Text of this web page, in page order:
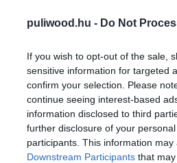
puliwood.hu - Do Not
If you wish to opt-out of the sale,
sensitive information for targeted
confirm your selection. Please
continue seeing interest-based
information disclosed to third
further disclosure of your
participants. This information
Downstream Participants that